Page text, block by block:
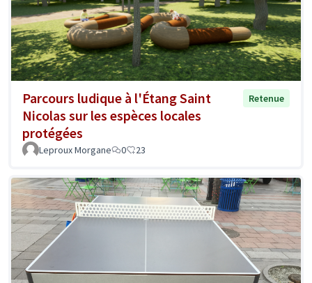
Parcours ludique à l'Étang Saint
Nicolas sur les espèces locales
protégées
Retenue
Leproux Morgane 0 23